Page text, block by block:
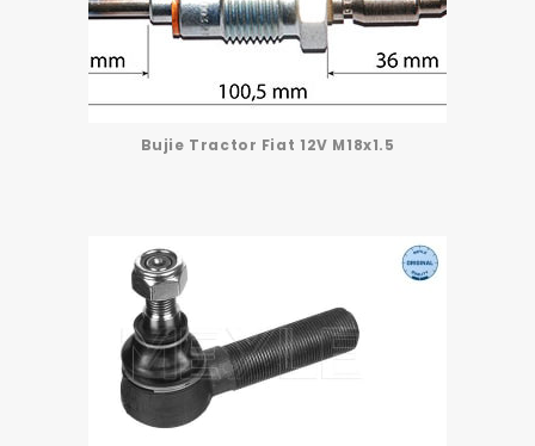
Bujie Tractor Fiat 12V M18x1.5